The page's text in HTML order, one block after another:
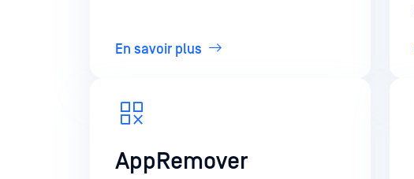
En savoir plus
AppRemover